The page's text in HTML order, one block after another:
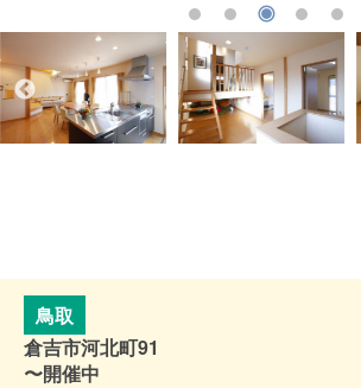
鳥取
倉吉市河北町91
〜開催中